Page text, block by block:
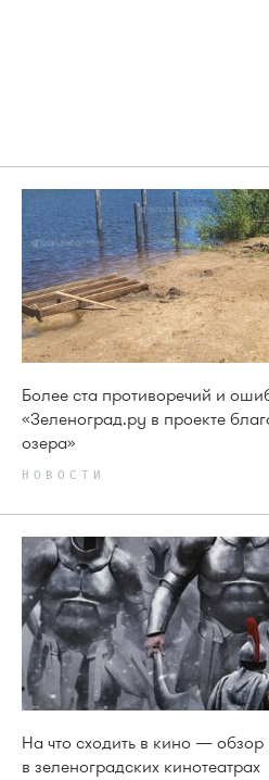
Более ста противоречий и
«Зеленоград.ру в проекте
озера»
НОВОСТИ
На что сходить в кино —
в зеленоградских кинотеатрах